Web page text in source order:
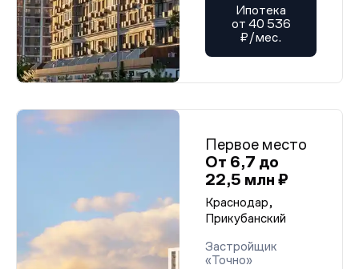
Ипотека
от 40 536
₽/мес.
Первое место
От 6,7 до
22,5 млн ₽
Краснодар,
Прикубанский
Застройщик
«Точно»